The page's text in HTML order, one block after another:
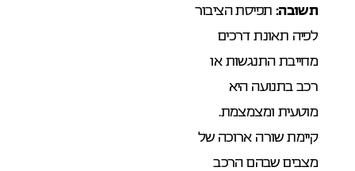
תשובה: תפיסת הציבור
לפיה תאונת דרכים
מחייבת התנגשות או
רכב בתנועה היא
מוטעית ומצמצמת.
קיימת שורה ארוכה של
מצבים שבהם הרכב